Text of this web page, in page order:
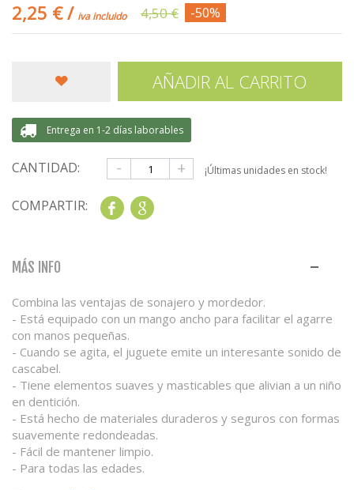
2,25 €/ iva incluido 4,50 € -50%
AÑADIR AL CARRITO
Entrega en 1-2 días laborables
CANTIDAD: - + ¡Últimas unidades en stock!
COMPARTIR: Share
MÁS INFO
Combina las ventajas de sonajero y mordedor.
- Está equipado con un mango ancho para facilitar el agarre
con manos pequeñas.
- Cuando se agita, el juguete emite un interesante sonido de
cascabel.
- Tiene elementos suaves y masticables que alivian a un niño
en dentición.
- Está hecho de materiales duraderos y seguros con formas
suavemente redondeadas.
- Fácil de mantener limpio.
- Para todas las edades.